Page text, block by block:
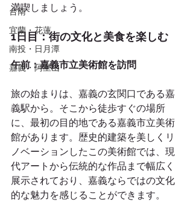
台南
宜蘭・花蓮
南投・日月潭
嘉義・阿里山
満喫しましょう。
1日目：街の文化と美食を楽しむ
午前：嘉義市立美術館を訪問
旅の始まりは、嘉義の玄関口である嘉
義駅から。そこから徒歩すぐの場所
に、最初の目的地である嘉義市立美術
館があります。歴史的建築を美しくリ
ノベーションしたこの美術館では、現
代アートから伝統的な作品まで幅広く
展示されており、嘉義ならではの文化
的な魅力を感じることができます。